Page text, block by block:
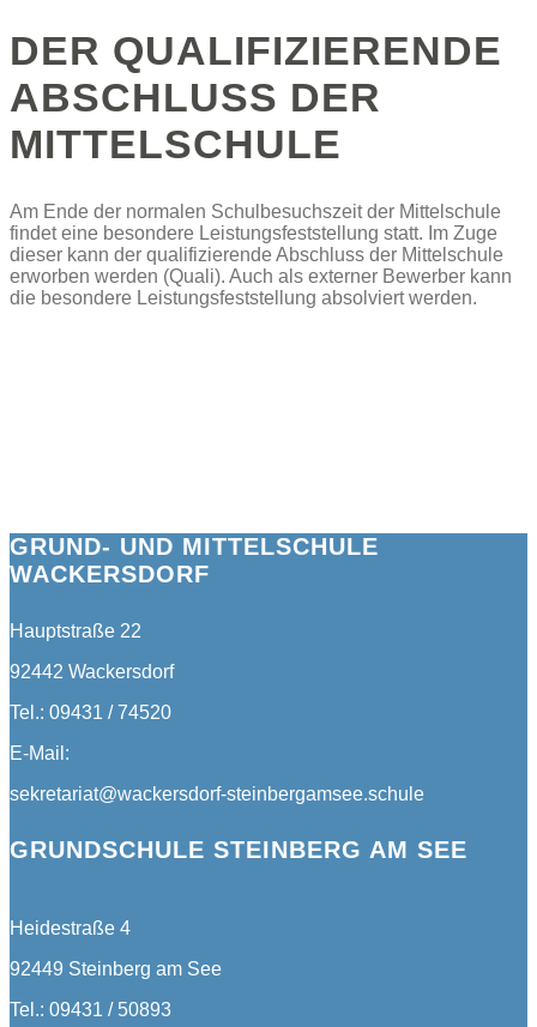
DER QUALIFIZIERENDE
ABSCHLUSS DER
MITTELSCHULE
Am Ende der normalen Schulbesuchszeit der Mittelschule
findet eine besondere Leistungsfeststellung statt. Im Zuge
dieser kann der qualifizierende Abschluss der Mittelschule
erworben werden (Quali). Auch als externer Bewerber kann
die besondere Leistungsfeststellung absolviert werden.
GRUND- UND MITTELSCHULE
WACKERSDORF
Hauptstraße 22
92442 Wackersdorf
Tel.: 09431 / 74520
E-Mail:
sekretariat@wackersdorf-steinbergamsee.schule
GRUNDSCHULE STEINBERG AM SEE
Heidestraße 4
92449 Steinberg am See
Tel.: 09431 / 50893